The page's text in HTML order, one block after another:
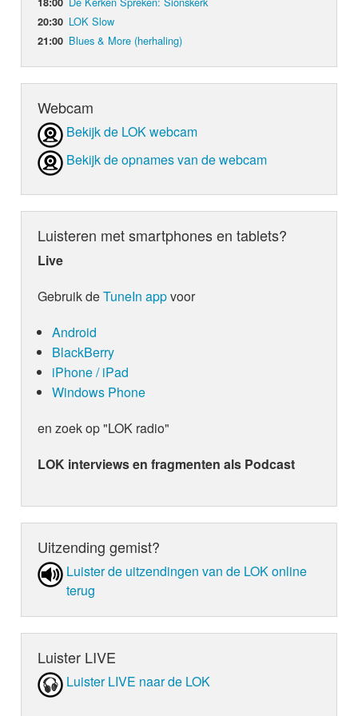
20:30 LOK Slow
21:00 Blues & More (herhaling)
Webcam
Bekijk de LOK webcam
Bekijk de opnames van de webcam
Luisteren met smartphones en tablets?
Live
Gebruik deTuneIn appvoor
Android
BlackBerry
iPhone / iPad
Windows Phone
en zoek op "LOK radio"
LOK interviews en fragmenten als Podcast
Uitzending gemist?
Luister de uit­zen­din­gen van de LOK online
terug
Luister LIVE
Luister LIVE naar de LOK